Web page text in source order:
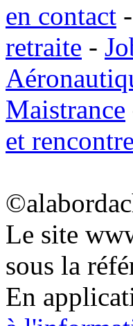
en contact -
retraite -
Maistrance
et
Le site
sous la
En